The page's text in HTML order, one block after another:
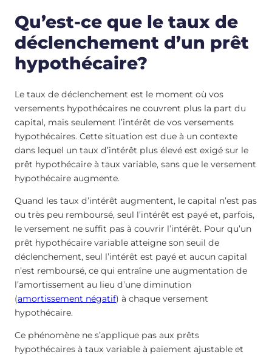
Qu’est-ce que le taux de
déclenchement d’un prêt
hypothécaire?
Le taux de déclenchement est le moment où vos
versements hypothécaires ne couvrent plus la part du
capital, mais seulement l’intérêt de vos versements
hypothécaires. Cette situation est due à un contexte
dans lequel un taux d’intérêt plus élevé est exigé sur le
prêt hypothécaire à taux variable, sans que le versement
hypothécaire augmente.
Quand les taux d’intérêt augmentent, le capital n’est pas
ou très peu remboursé, seul l’intérêt est payé et, parfois,
le versement ne suffit pas à couvrir l’intérêt. Pour qu’un
prêt hypothécaire variable atteigne son seuil de
déclenchement, seul l’intérêt est payé et aucun capital
n’est remboursé, ce qui entraîne une augmentation de
l’amortissement au lieu d’une diminution
(amortissement négatif) à chaque versement
hypothécaire.
Ce phénomène ne s’applique pas aux prêts
hypothécaires à taux variable à paiement ajustable et